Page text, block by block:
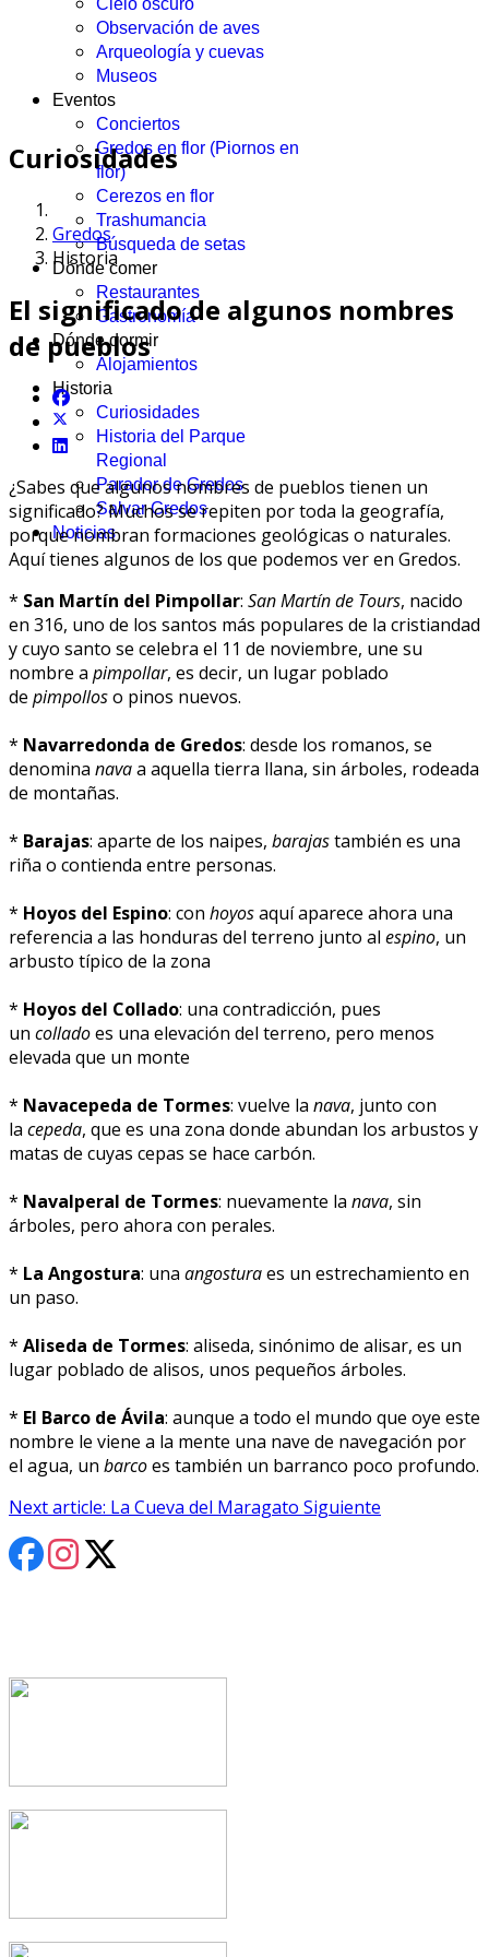
Cielo oscuro
Observación de aves
Arqueología y cuevas
Museos
Eventos
Conciertos
Gredos en flor (Piornos en
flor)
Cerezos en flor
Trashumancia
Búsqueda de setas
Dónde comer
Restaurantes
Gastronomía
Dónde dormir
Alojamientos
Historia
Curiosidades
Historia del Parque
Regional
Parador de Gredos
Salvar Gredos
Noticias
Curiosidades
Gredos
Historia
El significado de algunos nombres
de pueblos
¿Sabes que algunos nombres de pueblos tienen un
significado? Muchos se repiten por toda la geografía,
porque nombran formaciones geológicas o naturales.
Aquí tienes algunos de los que podemos ver en Gredos.
* San Martín del Pimpollar: San Martín de Tours, nacido
en 316, uno de los santos más populares de la cristiandad
y cuyo santo se celebra el 11 de noviembre, une su
nombre a pimpollar, es decir, un lugar poblado
de pimpolloso pinos nuevos.
* Navarredonda de Gredos: desde los romanos, se
denomina navaa aquella tierra llana, sin árboles, rodeada
de montañas.
* Barajas: aparte de los naipes, barajastambién es una
riña o contienda entre personas.
* Hoyos del Espino: con hoyosaquí aparece ahora una
referencia a las honduras del terreno junto al espino, un
arbusto típico de la zona
* Hoyos del Collado: una contradicción, pues
un colladoes una elevación del terreno, pero menos
elevada que un monte
* Navacepeda de Tormes: vuelve la nava, junto con
la cepeda, que es una zona donde abundan los arbustos y
matas de cuyas cepas se hace carbón.
* Navalperal de Tormes: nuevamente la nava, sin
árboles, pero ahora con perales.
* La Angostura: una angosturaes un estrechamiento en
un paso.
* Aliseda de Tormes: aliseda, sinónimo de alisar, es un
lugar poblado de alisos, unos pequeños árboles.
* El Barco de Ávila: aunque a todo el mundo que oye este
nombre le viene a la mente una nave de navegación por
el agua, un barcoes también un barranco poco profundo.
Next article: La Cueva del Maragato Siguiente